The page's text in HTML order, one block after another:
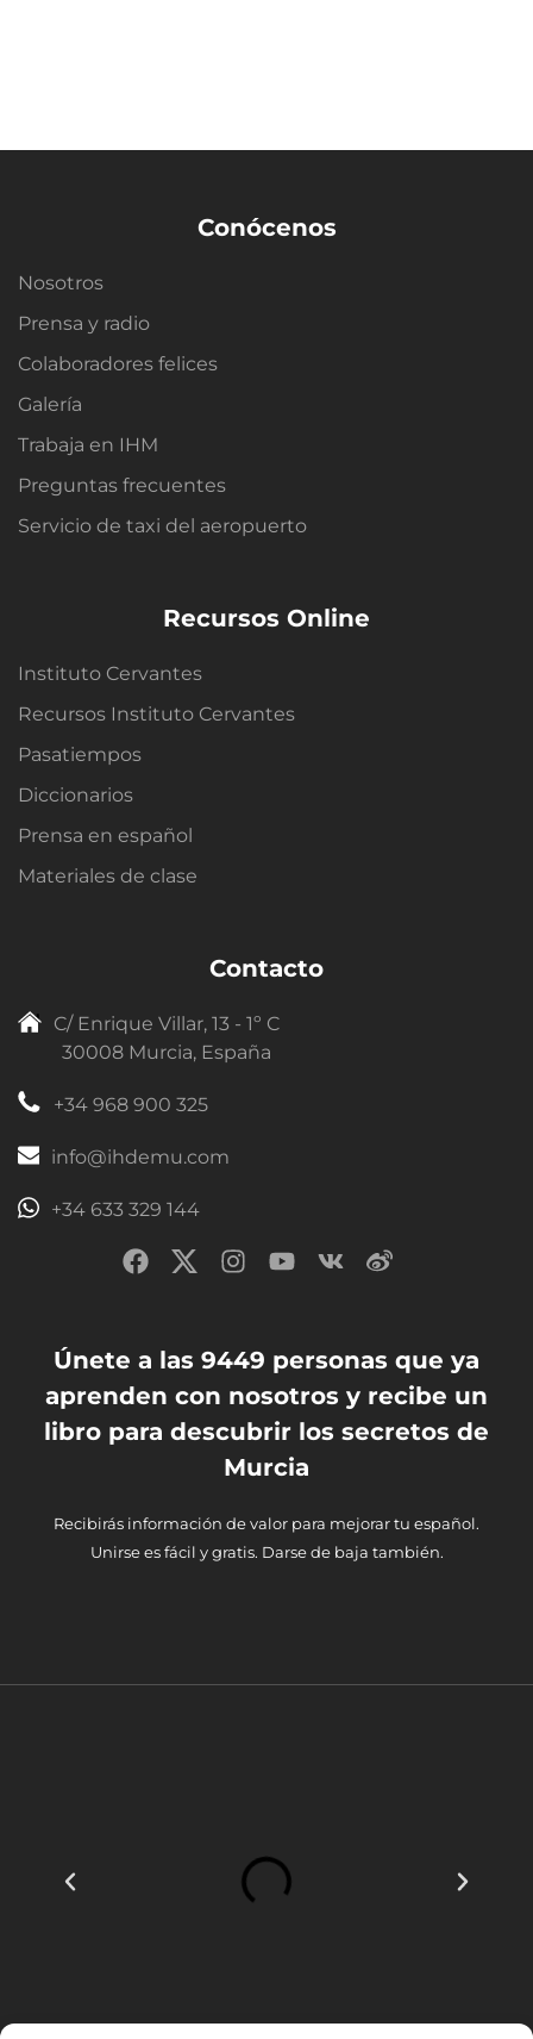
Conócenos
Nosotros
Prensa y radio
Colaboradores felices
Galería
Trabaja en IHM
Preguntas frecuentes
Servicio de taxi del aeropuerto
Recursos Online
Instituto Cervantes
Recursos Instituto Cervantes
Pasatiempos
Diccionarios
Prensa en español
Materiales de clase
Contacto
C/ Enrique Villar, 13 - 1º C
30008 Murcia, España
+34 968 900 325
info@ihdemu.com
+34 633 329 144
Únete a las 9449 personas que ya
aprenden con nosotros y recibe un
libro para descubrir los secretos de
Murcia
Recibirás información de valor para mejorar tu español.
Unirse es fácil y gratis. Darse de baja también.